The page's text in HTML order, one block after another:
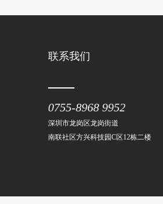
联系我们
0755-8968 9952
深圳市龙岗区龙岗街道
南联社区方兴科技园C区12栋二楼